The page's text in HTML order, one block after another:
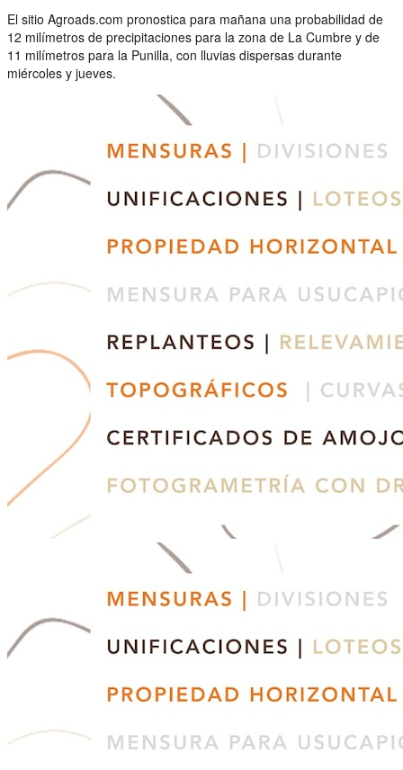
El sitio Agroads.com pronostica para mañana una probabilidad de
12 milímetros de precipitaciones para la zona de La Cumbre y de
11 milímetros para la Punilla, con lluvias dispersas durante
miércoles y jueves.